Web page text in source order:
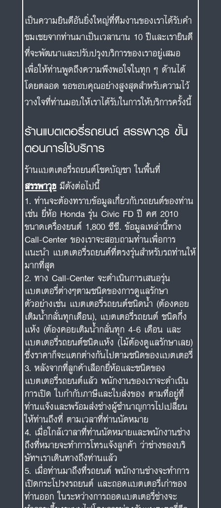
เป็นความยินดีอันยิ่งใหญ่ที่ทีมงานของเราได้รับคำ
ชมเชยจากท่านมาเป็นเวลานาน 10 ปีและเรายินดี
ที่จะพัฒนาและปรับปรุงบริการของเราอยู่เสมอ
เพื่อให้ท่านพูดถึงความพึงพอใจในทุก ๆ ด้านได้
โดยตลอด ขอขอบคุณอย่างสูงสุดสำหรับความไว้
วางใจที่ท่านมอบให้เราได้รับในการให้บริการครั้งนี้
ร้านแบตเตอรี่รถยนต์ สรรพาวุธ ขั้น
ตอนการใช้บริการ
ร้านแบตเตอรี่รถยนต์โชคบัญชา ในพื้นที่
สรรพาวุธมีดังต่อไปนี้
ท่านจะต้องทราบข้อมูลเกี่ยวกับรถยนต์ของท่าน
เช่น ยี่ห้อ Honda รุ่น Civic FD ปี คศ 2010
ขนาดเครื่องยนต์ 1,800 ซีซี. ข้อมูลเหล่านี้ทาง
Call-Center ของเราจะสอบถามท่านเพื่อการ
แนะนำ แบตเตอรี่รถยนต์ที่ตรงรุ่นสำหรับรถท่านให้
มากที่สุด
ทาง Call-Center จะดำเนินการเสนอรุ่น
แบตเตอรี่ต่างๆตามชนิดของการดูแลรักษา
ตัวอย่างเช่น แบตเตอรี่รถยนต์ชนิดน้ำ (ต้องคอย
เติมน้ำกลั่นทุกเดือน), แบตเตอรี่รถยนต์ ชนิดกึ่ง
แห้ง (ต้องคอยเติมน้ำกลั่นทุก 4-6 เดือน และ
แบตเตอรี่รถยนต์ชนิดแห้ง (ไม้ต้องดูแลรักษาเลย)
ซึ่งราคาก็จะแตกต่างกันไปตามชนิดของแบตเตอรี่
หลังจากที่ลูกค้าเลือกยี่ห้อและชนิดของ
แบตเตอรี่รถยนต์แล้ว พนักงานของเราจะดำเนิน
การเปิด ใบกำกับภาษีและใบส่งของ ตามที่อยู่ที่
ท่านแจ้งและพร้อมส่งช่างผู้ชำนาญการไปเปลี่ยน
ให้ท่านถึงที่ ตามเวลาที่ท่านนัดหมาย
เมื่อใกล้เวาลาที่ท่านนัดหมายและพนักงานช่าง
ถึงที่หมายจะทำการโทรแจ้งลูกค้า ว่าช่างของบริ
ษัทฯเราเดินทางถึงท่านแล้ว
เมื่อท่านมาถึงที่รถยนต์ พนักงานช่างจะทำการ
เปิดกระโปรงรถยนต์ และถอดแบตเตอรี่เก่าของ
ท่านออก ในระหว่างการถอดแบตเตอรี่ช่างจะ